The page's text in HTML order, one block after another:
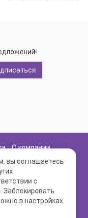
О компании
вы соглашаетесь
с
. Заблокировать
в настройках